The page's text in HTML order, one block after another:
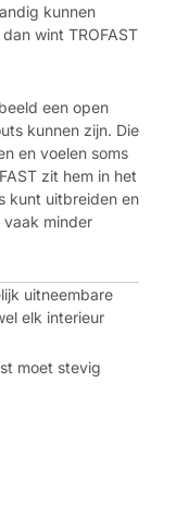
kunnen
wint TROFAST
een open
kunnen zijn. Die
en voelen soms
zit hem in het
kunt uitbreiden en
vaak minder
uitneembare
elk interieur
moet stevig